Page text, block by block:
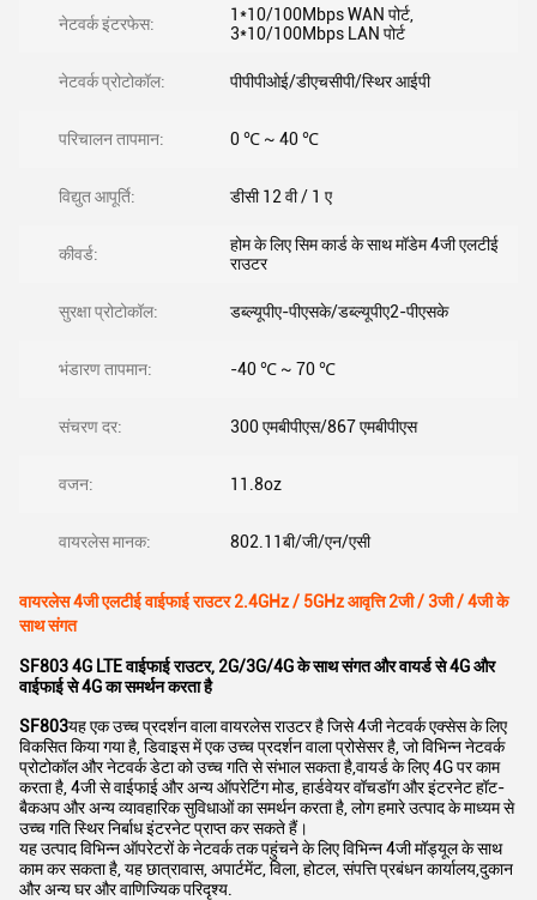
नेटवर्क इंटरफेस:
1*10/100Mbps WAN पोर्ट,
3*10/100Mbps LAN पोर्ट
नेटवर्क प्रोटोकॉल: पीपीपीओई/डीएचसीपी/स्थिर आईपी
परिचालन तापमान: 0 ℃ ~ 40 ℃
विद्युत आपूर्ति: डीसी 12 वी / 1 ए
कीवर्ड:
होम के लिए सिम कार्ड के साथ मॉडेम 4जी एलटीई
राउटर
सुरक्षा प्रोटोकॉल: डब्ल्यूपीए-पीएसके/डब्ल्यूपीए2-पीएसके
भंडारण तापमान: -40 ℃ ~ 70 ℃
संचरण दर: 300 एमबीपीएस/867 एमबीपीएस
वजन: 11.8oz
वायरलेस मानक: 802.11बी/जी/एन/एसी
वायरलेस 4जी एलटीई वाईफाई राउटर 2.4GHz / 5GHz आवृत्ति 2जी / 3जी / 4जी के
साथ संगत
SF803 4G LTE वाईफाई राउटर, 2G/3G/4G के साथ संगत और वायर्ड से 4G और
वाईफाई से 4G का समर्थन करता है
SF803यह एक उच्च प्रदर्शन वाला वायरलेस राउटर है जिसे 4जी नेटवर्क एक्सेस के लिए
विकसित किया गया है, डिवाइस में एक उच्च प्रदर्शन वाला प्रोसेसर है, जो विभिन्न नेटवर्क
प्रोटोकॉल और नेटवर्क डेटा को उच्च गति से संभाल सकता है,वायर्ड के लिए 4G पर काम
करता है, 4जी से वाईफाई और अन्य ऑपरेटिंग मोड, हार्डवेयर वॉचडॉग और इंटरनेट हॉट-
बैकअप और अन्य व्यावहारिक सुविधाओं का समर्थन करता है, लोग हमारे उत्पाद के माध्यम से
उच्च गति स्थिर निर्बाध इंटरनेट प्राप्त कर सकते हैं।
यह उत्पाद विभिन्न ऑपरेटरों के नेटवर्क तक पहुंचने के लिए विभिन्न 4जी मॉड्यूल के साथ
काम कर सकता है, यह छात्रावास, अपार्टमेंट, विला, होटल, संपत्ति प्रबंधन कार्यालय,दुकान
और अन्य घर और वाणिज्यिक परिदृश्य.